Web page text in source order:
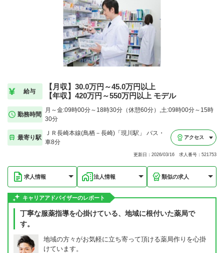
給与
【月収】30.0万円～45.0万円以上
【年収】420万円～550万円以上 モデル
勤務時間
月～金:09時00分～18時30分（休憩60分）,土:09時00分～15時
30分
最寄り駅
ＪＲ長崎本線(鳥栖－長崎)「現川駅」 バス・
車8分
アクセス
更新日：2026/03/16 求人番号：521753
求人情報 法人情報 類似の求人
キャリアアドバイザーのレポート
丁寧な服薬指導を心掛けている、地域に根付いた薬局で
す。
地域の方々がお気軽に立ち寄って頂ける薬局作りを心掛
けています。